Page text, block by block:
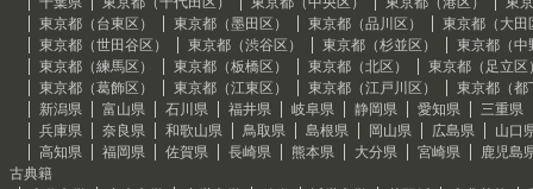
東京都（台東区）
東京都（墨田区） 東京都（品川区）
東京都（大田
東京都（世田谷区）
東京都（渋谷区） 東京都（杉並区）
東京都（中
東京都（練馬区）
東京都（板橋区） 東京都（北区）
東京都（足立区
東京都（葛飾区）
東京都（江東区） 東京都（江戸川区）
東京都（都
新潟県
富山県 石川県 福井県 岐阜県 静岡県 愛知県
三重県
兵庫県
奈良県 和歌山県 鳥取県 島根県 岡山県 広島県
山口
高知県
福岡県 佐賀県 長崎県 熊本県 大分県 宮崎県
鹿児島
古典籍